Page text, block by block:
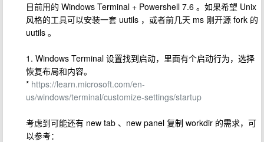
目前用的 Windows Terminal + Powershell 7.6 。如果希望 Unix
风格的工具可以安装一套 uutils ，或者前几天 ms 刚开源 fork 的
uutils 。
1. Windows Terminal 设置找到启动，里面有个启动行为，选择
恢复布局和内容。
* https://learn.microsoft.com/en-
us/windows/terminal/customize-settings/startup
考虑到可能还有 new tab 、new panel 复制 workdir 的需求，可
以参考：